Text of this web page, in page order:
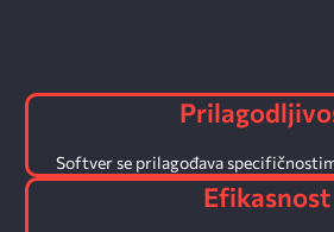
Softver se prilagođava
Efikasnost